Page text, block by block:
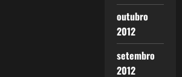
outubro
2012
setembro
2012